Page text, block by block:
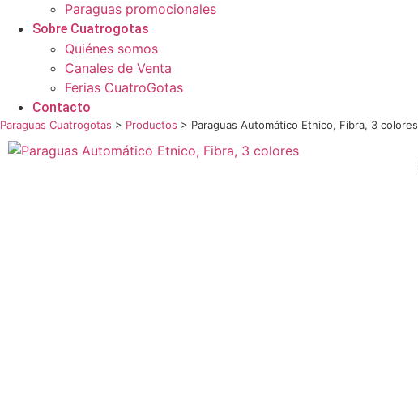
Paraguas promocionales
Sobre Cuatrogotas
Quiénes somos
Canales de Venta
Ferias CuatroGotas
Contacto
Paraguas Cuatrogotas > Productos > Paraguas Automático Etnico, Fibra, 3 colores